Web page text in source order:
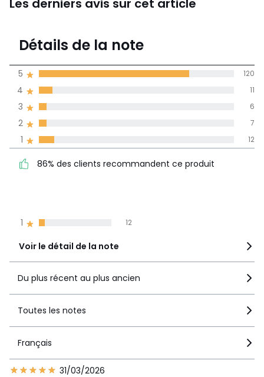
Les derniers avis sur cet article
4,4
de moyenne
obtenue sur
1 12
4
recommandent ce produit
Voir le détail de la note
Détails de la note
1 12
2 7
3 6
4 11
5 120
86% des clients recommandent ce produit
Du plus récent au plus ancien
Toutes les notes
Français
31/03/2026